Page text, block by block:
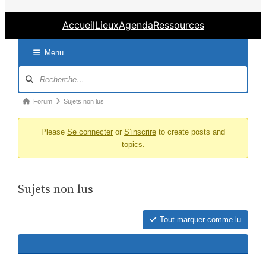
AccueilLieuxAgendaRessources
Menu
du
forum
Fil
ici :
Forum Sujets non lus
Please Se connecter or S’inscrire to create posts and
topics.
Sujets non lus
Tout marquer comme lu